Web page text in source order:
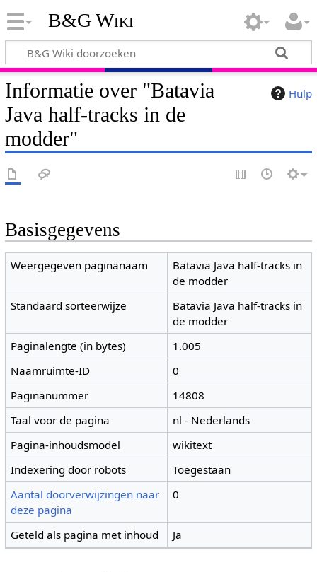
B&G Wiki
Hulp
Informatie over "Batavia
Java half-tracks in de
modder"
Basisgegevens
Weergegeven paginanaam
Batavia Java half-tracks in
de modder
Standaard sorteerwijze
Batavia Java half-tracks in
de modder
Paginalengte (in bytes)
1.005
Naamruimte-ID
0
Paginanummer
14808
Taal voor de pagina
nl - Nederlands
Pagina-inhoudsmodel
wikitext
Indexering door robots
Toegestaan
Aantal doorverwijzingen naar
deze pagina
0
Geteld als pagina met inhoud Ja